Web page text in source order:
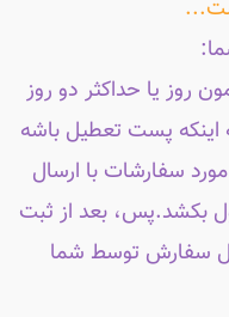
روز یا حداکثر دو روز
پست تعطیل باشه
سفارشات با ارسال
بکشد.پس، بعد از ثبت
سفارش توسط شما